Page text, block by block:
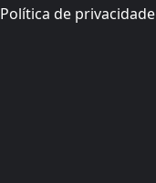
Política de privacidade